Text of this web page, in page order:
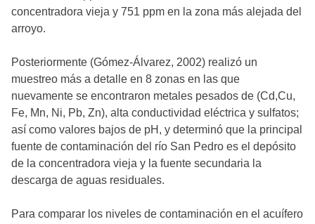
concentradora vieja y 751 ppm en la zona más alejada del
arroyo.
Posteriormente (Gómez-Álvarez, 2002) realizó un
muestreo más a detalle en 8 zonas en las que
nuevamente se encontraron metales pesados de (Cd,Cu,
Fe, Mn, Ni, Pb, Zn), alta conductividad eléctrica y sulfatos;
así como valores bajos de pH, y determinó que la principal
fuente de contaminación del río San Pedro es el depósito
de la concentradora vieja y la fuente secundaria la
descarga de aguas residuales.
Para comparar los niveles de contaminación en el acuífero